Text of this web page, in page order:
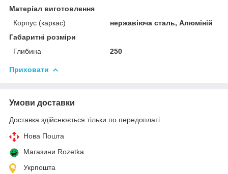
Матеріал виготовлення
Корпус (каркас)
нержавіюча сталь, Алюміній
Габаритні розміри
Глибина
250
Приховати
Умови доставки
Доставка здійснюється тільки по передоплаті.
Нова Пошта
Магазини Rozetka
Укрпошта